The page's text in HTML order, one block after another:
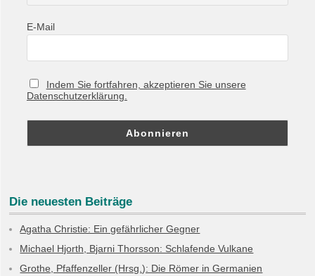
E-Mail
Indem Sie fortfahren, akzeptieren Sie unsere
Datenschutzerklärung.
Die neuesten Beiträge
Agatha Christie: Ein gefährlicher Gegner
Michael Hjorth, Bjarni Thorsson: Schlafende Vulkane
Grothe, Pfaffenzeller (Hrsg.): Die Römer in Germanien